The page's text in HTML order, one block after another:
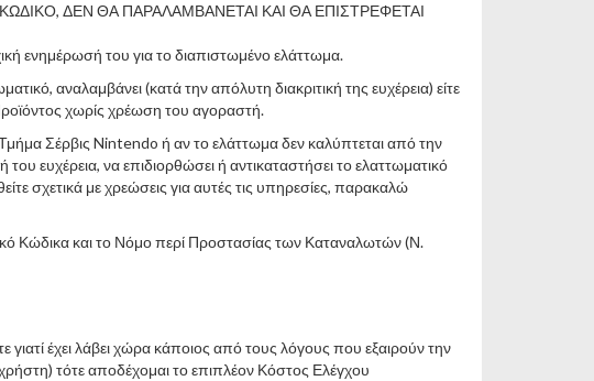
ΔΕΝ ΘΑ ΠΑΡΑΛΑΜΒΑΝΕΤΑΙ ΚΑΙ ΘΑ ΕΠΙΣΤΡΕΦΕΤΑΙ
ενημέρωσή του για το διαπιστωμένο ελάττωμα.
αναλαμβάνει (κατά την απόλυτη διακριτική της ευχέρεια) είτε
Προϊόντος χωρίς χρέωση του αγοραστή.
Σέρβις Nintendo ή αν το ελάττωμα δεν καλύπτεται από την
ευχέρεια, να επιδιορθώσει ή αντικαταστήσει το ελαττωματικό
σχετικά με χρεώσεις για αυτές τις υπηρεσίες, παρακαλώ
Κώδικα και το Νόμο περί Προστασίας των Καταναλωτών (Ν.
έχει λάβει χώρα κάποιος από τους λόγους που εξαιρούν την
τότε αποδέχομαι το επιπλέον Κόστος Ελέγχου